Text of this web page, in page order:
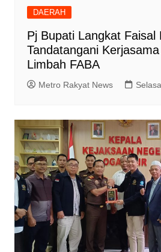
DAERAH
Pj Bupati Langkat Faisal
Tandatangani
Limbah FABA
Metro Rakyat News